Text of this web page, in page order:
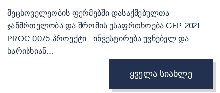
მეცხოველეობის ფერმებში დასაქმებულთა
ჯანმრთელობა და შრომის უსაფრთხოება GFP-2021-
PROC-0075 პროექტი - ინვესტირება უვნებელ და
ხარისხიან…
Ყველა Სიახლე